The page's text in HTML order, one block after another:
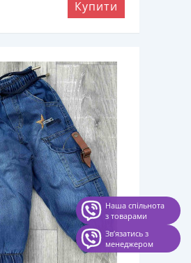
Купити
Наша спільнота
з товарами
Звʼязатись з
менеджером